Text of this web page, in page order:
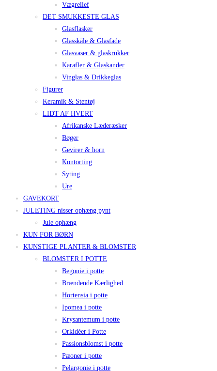
Vægrelief
DET SMUKKESTE GLAS
Glasflasker
Glasskåle & Glasfade
Glasvaser & glaskrukker
Karafler & Glaskander
Vinglas & Drikkeglas
Figurer
Keramik & Stentøj
LIDT AF HVERT
Afrikanske Læderæsker
Bøger
Gevirer & horn
Kontorting
Syting
Ure
GAVEKORT
JULETING nisser ophæng pynt
Jule ophæng
KUN FOR BØRN
KUNSTIGE PLANTER & BLOMSTER
BLOMSTER I POTTE
Begonie i potte
Brændende Kærlighed
Hortensia i potte
Ipomea i potte
Krysantemum i potte
Orkidéer i Potte
Passionsblomst i potte
Pæoner i potte
Pelargonie i potte